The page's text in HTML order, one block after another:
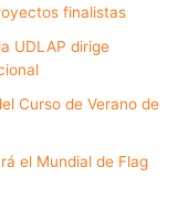
finalistas
UDLAP dirige
Curso de Verano de
el Mundial de Flag